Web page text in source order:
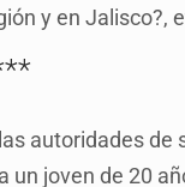
y en Jalisco?,
autoridades de
joven de 20